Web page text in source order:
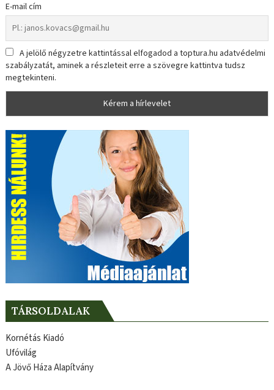
E-mail cím
A jelölő négyzetre kattintással elfogadod a toptura.hu adatvédelmi
szabályzatát, aminek a részleteit erre a szövegre kattintva tudsz
megtekinteni.
TÁRSOLDALAK
Kornétás Kiadó
Ufóvilág
A Jövő Háza Alapítvány